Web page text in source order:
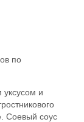
по
и
Соевый соус